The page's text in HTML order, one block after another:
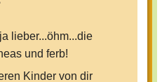
lieber...öhm...die
und ferb!
Kinder von dir